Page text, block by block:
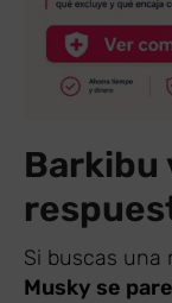
Barkibu
Si buscas una
Musky se